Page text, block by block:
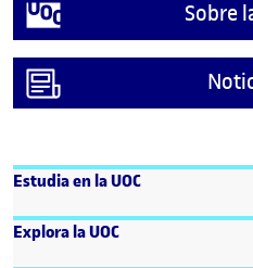
Sobre
Estudia en la UOC
Explora la UOC